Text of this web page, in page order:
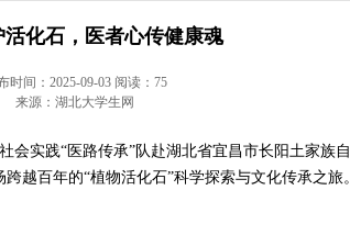
活化石，医者心传健康魂
时间：2025-09-03 阅读： 75
来源：湖北大学生网
会实践“医路传承”队赴湖北省宜昌市长阳土家
越百年的“植物活化石”科学探索与文化传承之